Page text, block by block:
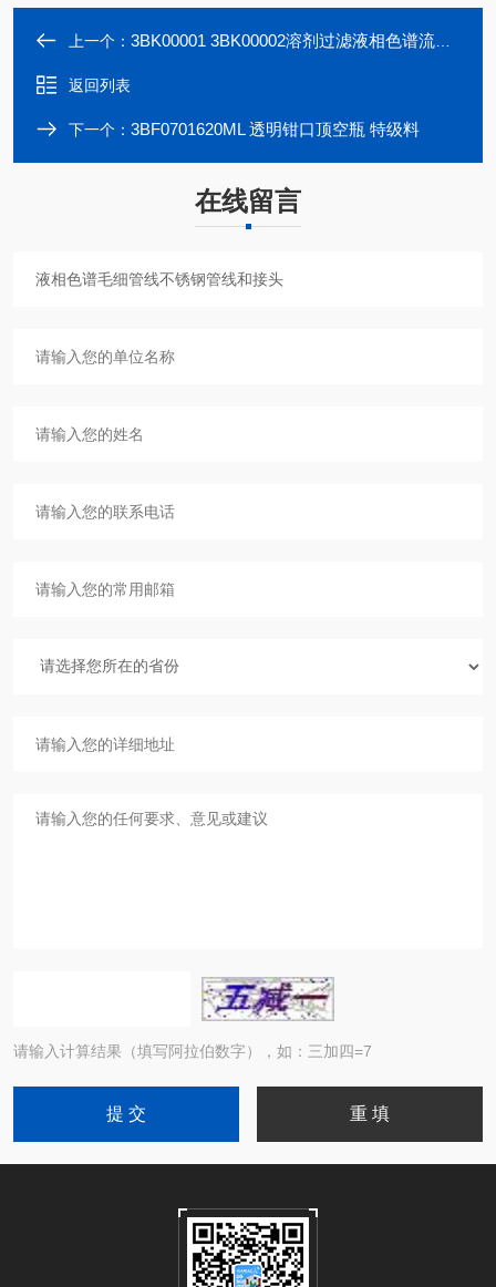
上一个： 3BK00001 3BK00002溶剂过滤液相色谱流动相溶剂入口过滤器
返回列表
下一个： 3BF0701620ML 透明钳口顶空瓶 特级料
在线留言
请输入计算结果（填写阿拉伯数字），如：三加四=7